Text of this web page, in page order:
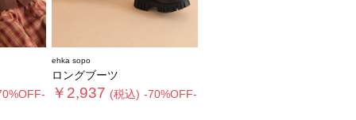
ehka sopo
ロングブーツ
￥2,937 (税込) -70%OFF-